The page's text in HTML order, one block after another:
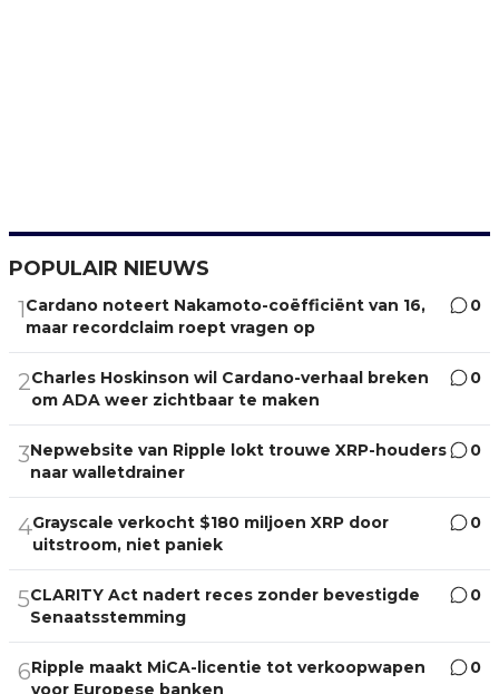
POPULAIR NIEUWS
1Cardano noteert Nakamoto-coëfficiënt van 16,
maar recordclaim roept vragen op
0
2Charles Hoskinson wil Cardano-verhaal breken
om ADA weer zichtbaar te maken
0
3Nepwebsite van Ripple lokt trouwe XRP-houders
naar walletdrainer
0
4Grayscale verkocht $180 miljoen XRP door
uitstroom, niet paniek
0
5CLARITY Act nadert reces zonder bevestigde
Senaatsstemming
0
6Ripple maakt MiCA-licentie tot verkoopwapen
voor Europese banken
0